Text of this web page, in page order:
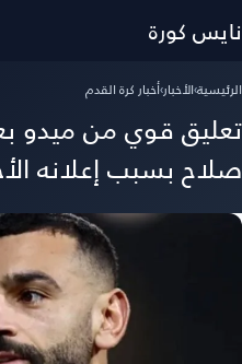
نايس كورة
الرئيسية›الأخبار›أخبار كرة القدم
تعليق قوي من ميدو
صلاح بسبب إعلانه